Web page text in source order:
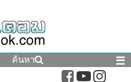
ค้นหา ☰